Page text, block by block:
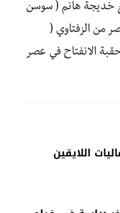
خديجة هانم ( سوسن
من الزفتاوي (
الانفتاح في عصر
اللايقين